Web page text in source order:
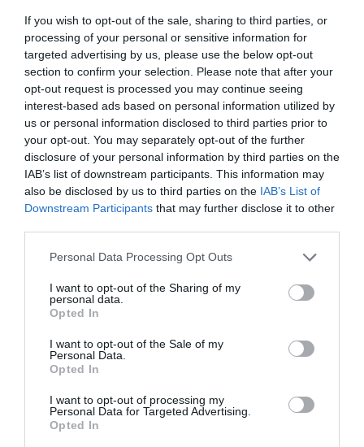
If you wish to opt-out of the sale, sharing to third parties, or
processing of your personal or sensitive information for
targeted advertising by us, please use the below opt-out
section to confirm your selection. Please note that after your
opt-out request is processed you may continue seeing
interest-based ads based on personal information utilized by
us or personal information disclosed to third parties prior to
your opt-out. You may separately opt-out of the further
disclosure of your personal information by third parties on the
IAB’s list of downstream participants. This information may
also be disclosed by us to third parties on the IAB’s List of
Downstream Participants that may further disclose it to other
Personal Data Processing Opt Outs
I want to opt-out of the Sharing of my
personal data.
Opted In
I want to opt-out of the Sale of my
Personal Data.
Opted In
I want to opt-out of processing my
Personal Data for Targeted Advertising.
Opted In
a été blessé à la tête, l’autre à la main. Nos
remerciements et nos meilleurs vœux de prompt
rétablissement leur sont adressés: je suis
personnellement l’affaire. Aucune tolérance pour les
gens stupides et violents qui attaquent les forces de
l’ordre », a-t-il conclu.
L’homme qui a attaqué deux policiers est un
Sénégalais de 26 ans. Selon les sources du Viminale
(Ministère de l’Intérieur) deux mesures d’expulsion
ont été prises contre lui, l’une du Questore de Cuneo
et l’autre du Questore de Turin. Il a été arrêté pour
tentative de meurtre.
Les deux policiers ont été soignés à l’hôpital San
Giovanni Bosco. En service dans les commissariats
de police de Barriera à Milan et Dora Vanchiglia, ils ont
subi des blessures mineures à la tête et aux mains,